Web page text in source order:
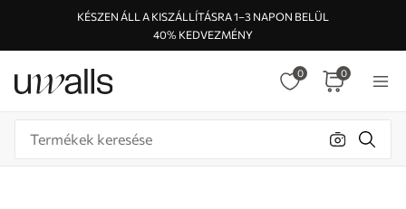
KÉSZEN ÁLL A KISZÁLLÍTÁSRA 1–3 NAPON BELÜL
40% KEDVEZMÉNY
0 0